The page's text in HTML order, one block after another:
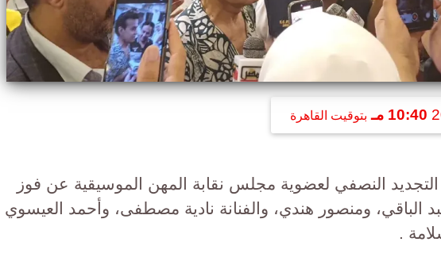
10:40 مـ بتوقيت القاهرة
التجديد النصفي لعضوية مجلس نقابة المهن الموسيقية عن فوز
الباقي، ومنصور هندي، والفنانة نادية مصطفى، وأحمد العيسوي
.